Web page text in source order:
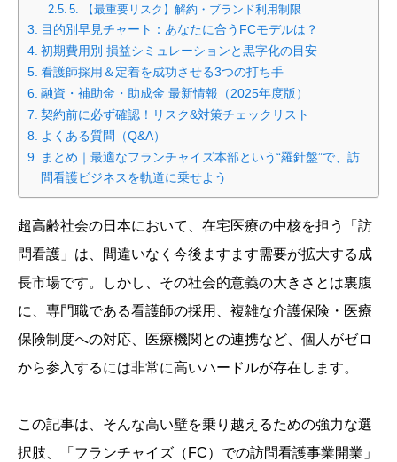
5. 【最重要リスク】解約・ブランド利用制限
目的別早見チャート：あなたに合うFCモデルは？
初期費用別 損益シミュレーションと黒字化の目安
看護師採用＆定着を成功させる3つの打ち手
融資・補助金・助成金 最新情報（2025年度版）
契約前に必ず確認！リスク&対策チェックリスト
よくある質問（Q&A）
まとめ｜最適なフランチャイズ本部という“羅針盤”で、訪
問看護ビジネスを軌道に乗せよう
超高齢社会の日本において、在宅医療の中核を担う「訪
問看護」は、間違いなく今後ますます需要が拡大する成
長市場です。しかし、その社会的意義の大きさとは裏腹
に、専門職である看護師の採用、複雑な介護保険・医療
保険制度への対応、医療機関との連携など、個人がゼロ
から参入するには非常に高いハードルが存在します。
この記事は、そんな高い壁を乗り越えるための強力な選
択肢、「フランチャイズ（FC）での訪問看護事業開業」